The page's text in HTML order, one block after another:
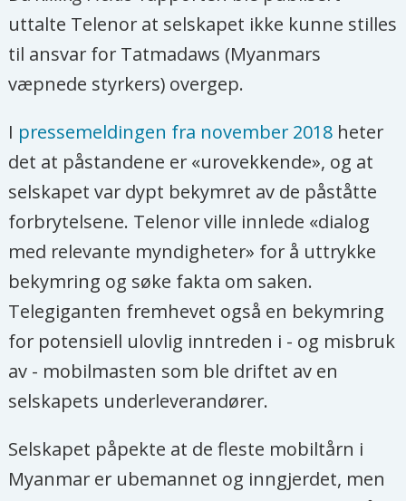
uttalte Telenor at selskapet ikke kunne stilles
til ansvar for Tatmadaws (Myanmars
væpnede styrkers) overgep.
I pressemeldingen fra november 2018 heter
det at påstandene er «urovekkende», og at
selskapet var dypt bekymret av de påståtte
forbrytelsene. Telenor ville innlede «dialog
med relevante myndigheter» for å uttrykke
bekymring og søke fakta om saken.
Telegiganten fremhevet også en bekymring
for potensiell ulovlig inntreden i - og misbruk
av - mobilmasten som ble driftet av en
selskapets underleverandører.
Selskapet påpekte at de fleste mobiltårn i
Myanmar er ubemannet og inngjerdet, men